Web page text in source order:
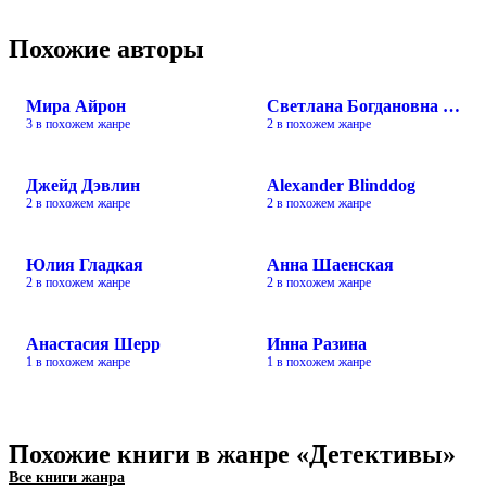
Похожие авторы
Мира Айрон
3 в похожем жанре
Светлана Богдановна Шёпот
2 в похожем жанре
Джейд Дэвлин
2 в похожем жанре
Alexander Blinddog
2 в похожем жанре
Юлия Гладкая
2 в похожем жанре
Анна Шаенская
2 в похожем жанре
Анастасия Шерр
1 в похожем жанре
Инна Разина
1 в похожем жанре
Похожие книги в жанре «Детективы»
Все книги жанра